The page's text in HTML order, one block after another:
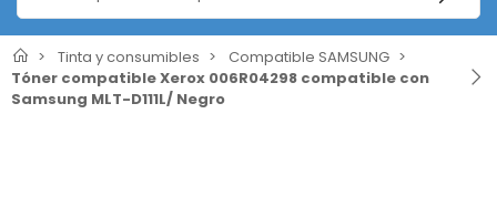
Tinta y consumibles
Compatible SAMSUNG
Tóner compatible Xerox 006R04298 compatible con
Samsung MLT-D111L/ Negro